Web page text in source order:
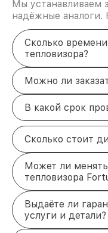
Мы устанавливаем
надёжные аналоги.
Сколько
тепловизора?
Можно ли
В какой срок
Сколько стоит
Может ли
тепловизора
Выдаёте ли
услуги и детали?